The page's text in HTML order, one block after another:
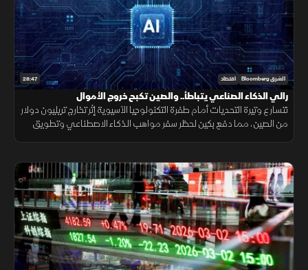
28:47 الشرق Bloomberg اقتصاد
رالي الذكاء الصناعي يتباطأ.. والصين تكبح خروج الأموال
تتسارع وتيرة التحديات أمام طفرة التكنولوجيا الآسيوية إثر تخارج تريليون دولار
من الصين، مما دفع بكين لحظر سفر مواهب الذكاء الاصطناعي وتطويق